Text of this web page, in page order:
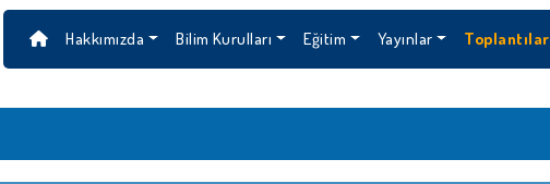
(current)
Hakkımızda Bilim Kurulları Eğitim Yayınlar Toplantılar